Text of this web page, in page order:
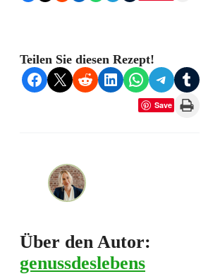
Teilen Sie diesen Rezept!
Share on Facebook
Share on X Share on RedditShare on LinkedIn
Share on WhatsApp
Share on Telegram
Share on Tumblr
Save Print this Page
Über den Autor:
genussdeslebens